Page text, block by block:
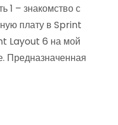
1 – знакомство с
плату в Sprint
Layout 6 на мой
Предназначенная